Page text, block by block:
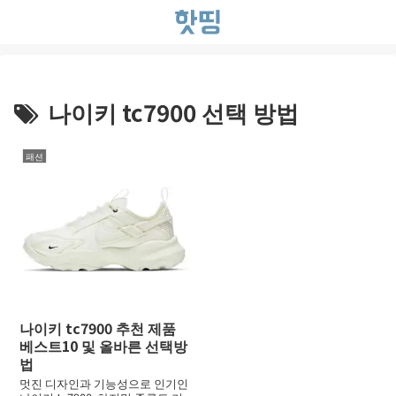
나이키 tc7900 선택 방법
패션
나이키 tc7900 추천 제품
베스트10 및 올바른 선택방
법
멋진 디자인과 기능성으로 인기인